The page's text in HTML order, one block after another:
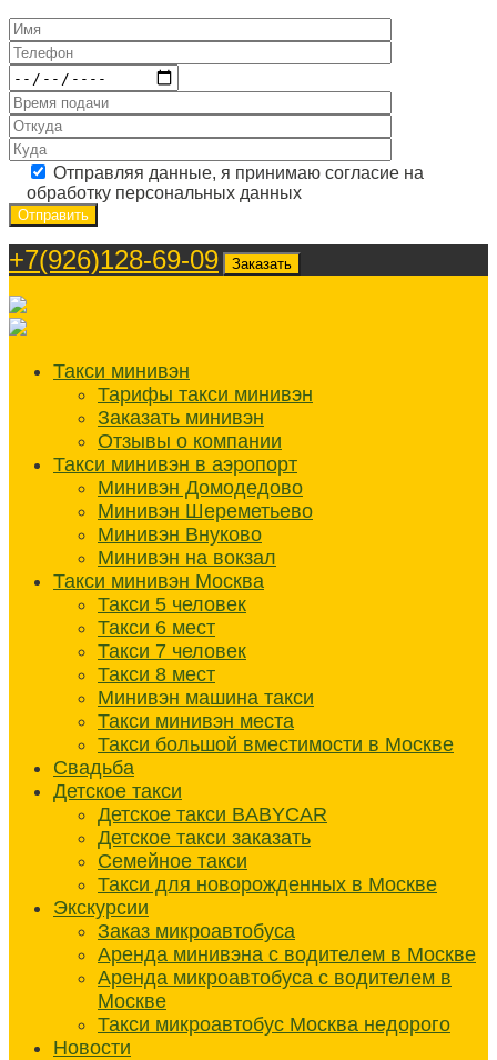
Отправляя данные, я принимаю согласие на
обработку персональных данных
+7(926)128-69-09 Заказать
Такси минивэн
Тарифы такси минивэн
Заказать минивэн
Отзывы о компании
Такси минивэн в аэропорт
Минивэн Домодедово
Минивэн Шереметьево
Минивэн Внуково
Минивэн на вокзал
Такси минивэн Москва
Такси 5 человек
Такси 6 мест
Такси 7 человек
Такси 8 мест
Минивэн машина такси
Такси минивэн места
Такси большой вместимости в Москве
Свадьба
Детское такси
Детское такси BABYCAR
Детское такси заказать
Семейное такси
Такси для новорожденных в Москве
Экскурсии
Заказ микроавтобуса
Аренда минивэна с водителем в Москве
Аренда микроавтобуса с водителем в
Москве
Такси микроавтобус Москва недорого
Новости